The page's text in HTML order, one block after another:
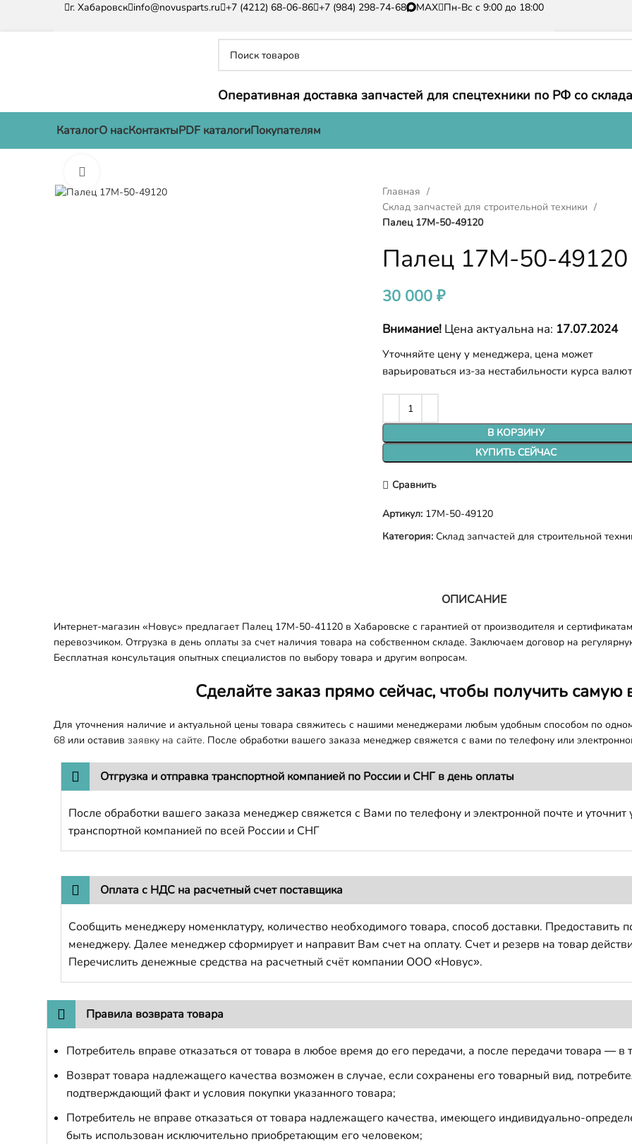
г. Хабаровск info@novusparts.ru +7 (4212) 68-06-86 +7 (984) 298-74-68 MAX Пн-Вс с 9:00 до 18:00
Оперативная доставка запчастей для спецтехники по РФ со
КаталогО насКонтактыPDF каталогиПокупателям
Главная
Склад запчастей для строительной техники
Палец 17M-50-49120
Палец 17M-50-49120
30 000₽
Внимание! Цена актуальна на: 17.07.2024
Уточняйте цену у менеджера, цена может
варьироваться из-за нестабильности курса валют
В КОРЗИНУ
КУПИТЬ СЕЙЧАС
Сравнить
Артикул: 17M-50-49120
Категория: Склад запчастей для строительной
ОПИСАНИЕ
Интернет-магазин «Новус» предлагает Палец 17M-50-41120 в Хабаровске с гарантией от производителя и
перевозчиком. Отгрузка в день оплаты за счет наличия товара на собственном складе. Заключаем договор на
Бесплатная консультация опытных специалистов по выбору товара и другим вопросам.
Сделайте заказ прямо сейчас, чтобы получить
Для уточнения наличие и актуальной цены товара свяжитесь с нашими менеджерами любым удобным способом по
68 или оставив заявку на сайте. После обработки вашего заказа менеджер свяжется с вами по телефону или
Отгрузка и отправка транспортной компанией по России и СНГ в день оплаты
После обработки вашего заказа менеджер свяжется с Вами по телефону и электронной почте и уточнит
транспортной компанией по всей России и СНГ
Оплата с НДС на расчетный счет поставщика
Сообщить менеджеру номенклатуру, количество необходимого товара, способ доставки.
менеджеру. Далее менеджер сформирует и направит Вам счет на оплату. Счет и резерв на товар
Перечислить денежные средства на расчетный счёт компании ООО «Новус».
Правила возврата товара
Потребитель вправе отказаться от товара в любое время до его передачи, а после передачи товара — в
Возврат товара надлежащего качества возможен в случае, если сохранены его товарный вид,
подтверждающий факт и условия покупки указанного товара;
Потребитель не вправе отказаться от товара надлежащего качества, имеющего индивидуально-
быть использован исключительно приобретающим его человеком;